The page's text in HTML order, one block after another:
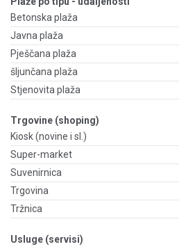
Betonska plaža
Javna plaža
Pješčana plaža
šljunčana plaža
Stjenovita plaža
Trgovine (shoping)
Kiosk (novine i sl.)
Super-market
Suvenirnica
Trgovina
Tržnica
Usluge (servisi)